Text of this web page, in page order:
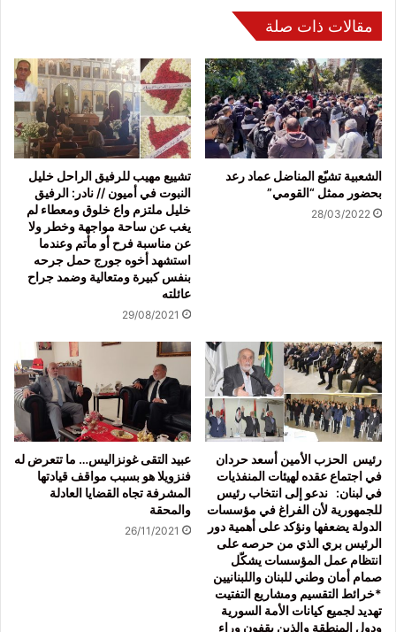
مقالات ذات صلة
الشعبية تشيّع المناضل عماد رعد
بحضور ممثل “القومي”
28/03/2022
تشييع مهيب للرفيق الراحل خليل
النبوت في أميون // نادر: الرفيق
خليل ملتزم واع خلوق ومعطاء لم
يغب عن ساحة مواجهة وخطر ولا
عن مناسبة فرح أو مأتم وعندما
استشهد أخوه جورج حمل جرحه
بنفس كبيرة ومتعالية وضمد جراح
عائلته
29/08/2021
رئيس الحزب الأمين أسعد حردان
في اجتماع عقده لهيئات المنفذيات
في لبنان: ندعو إلى انتخاب رئيس
للجمهورية لأن الفراغ في مؤسسات
الدولة يضعفها ونؤكد على أهمية دور
الرئيس بري الذي من حرصه على
انتظام عمل المؤسسات يشكّل
صمام أمان وطني للبنان واللبنانيين
*خرائط التقسيم ومشاريع التفتيت
تهديد لجميع كيانات الأمة السورية
ودول المنطقة والذين يقفون وراء
عبيد التقى غونزاليس… ما تتعرض له
فنزويلا هو بسبب مواقف قيادتها
المشرفة تجاه القضايا العادلة
والمحقة
26/11/2021